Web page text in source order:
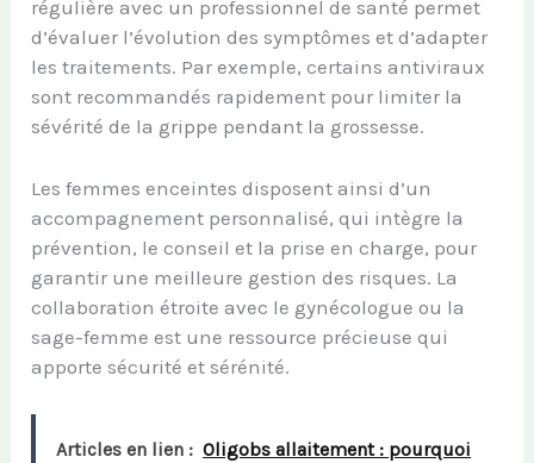
régulière avec un professionnel de santé permet
d’évaluer l’évolution des symptômes et d’adapter
les traitements. Par exemple, certains antiviraux
sont recommandés rapidement pour limiter la
sévérité de la grippe pendant la grossesse.
Les femmes enceintes disposent ainsi d’un
accompagnement personnalisé, qui intègre la
prévention, le conseil et la prise en charge, pour
garantir une meilleure gestion des risques. La
collaboration étroite avec le gynécologue ou la
sage-femme est une ressource précieuse qui
apporte sécurité et sérénité.
Articles en lien : Oligobs allaitement : pourquoi